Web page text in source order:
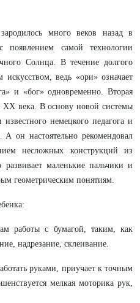
много веков назад в
самой технологии
Солнца. В течение долгого
ведь «ори» означает
и «бог» одновременно. Вторая
ХХ века. В основу новой системы
немецкого педагога и
он настоятельно рекомендовал
несложных конструкций из
развивает маленькие пальчики и
геометрическим понятиям.
работы с бумагой, таким, как
надрезание, склеивание.
руками, приучает к точным
мелкая моторика рук,